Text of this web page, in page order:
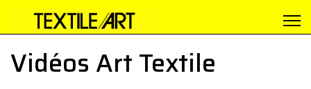
Vidéos Art Textile